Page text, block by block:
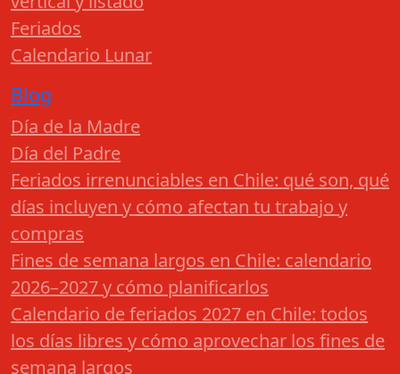
Feriados
Calendario Lunar
Blog
Día de la Madre
Día del Padre
Feriados irrenunciables en Chile: qué son, qué
días incluyen y cómo afectan tu trabajo y
compras
Fines de semana largos en Chile: calendario
2026–2027 y cómo planificarlos
Calendario de feriados 2027 en Chile: todos
los días libres y cómo aprovechar los fines de
semana largos